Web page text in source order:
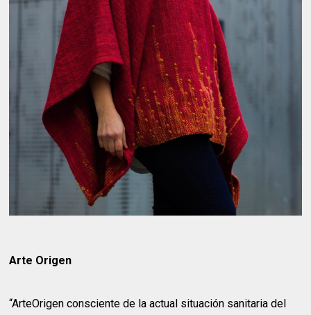
Arte Origen
“ArteOrigen consciente de la actual situación sanitaria del